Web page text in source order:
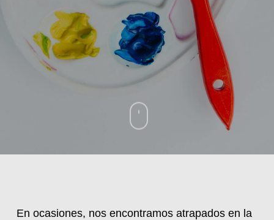
En ocasiones, nos encontramos atrapados en la